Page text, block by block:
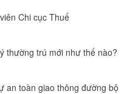
Chi cục Thuế
thường trú mới như thế nào?
an toàn giao thông đường bộ